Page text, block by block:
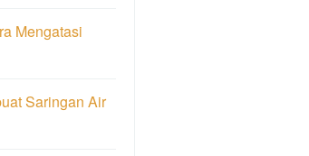
Mengatasi
Saringan Air